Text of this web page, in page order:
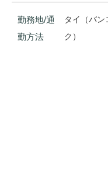
勤務地/通
勤方法
タイ（バン
ク）